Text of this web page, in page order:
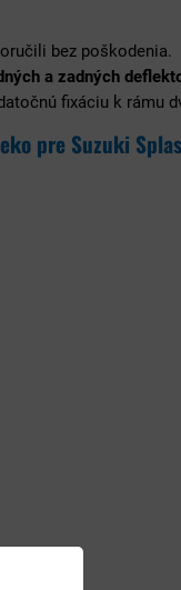
bez poškodenia.
a zadných
fixáciu k rámu
pre Suzuki